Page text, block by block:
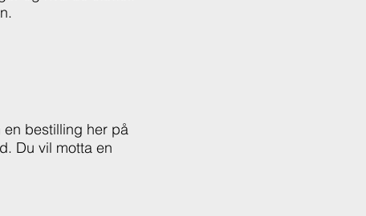
bestilling her på
Du vil motta en